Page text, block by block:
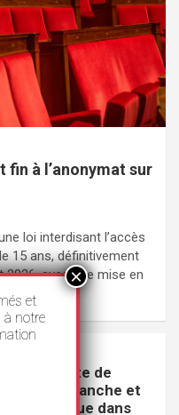
fin à l’anonymat sur
loi interdisant l’accès
15 ans, définitivement
2026, avec une mise en
aggravante de
« la race blanche et
» retenue dans
et
à notre